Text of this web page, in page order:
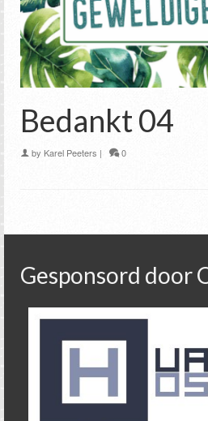
Bedankt 04
by Karel Peeters | 0
Gesponsord door